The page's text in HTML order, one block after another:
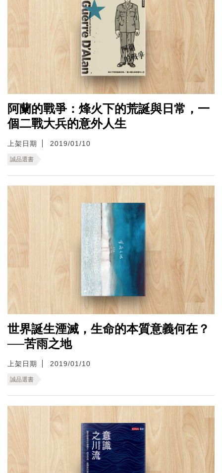
阿蘭的戰爭：烽火下的荒誕與日常，一
個二戰大兵的意外人生
上架日期 2019/01/10
誠品選書
世界誕生湮滅，生命的本質意義何在？
──苦雨之地
上架日期 2019/01/10
誠品選書